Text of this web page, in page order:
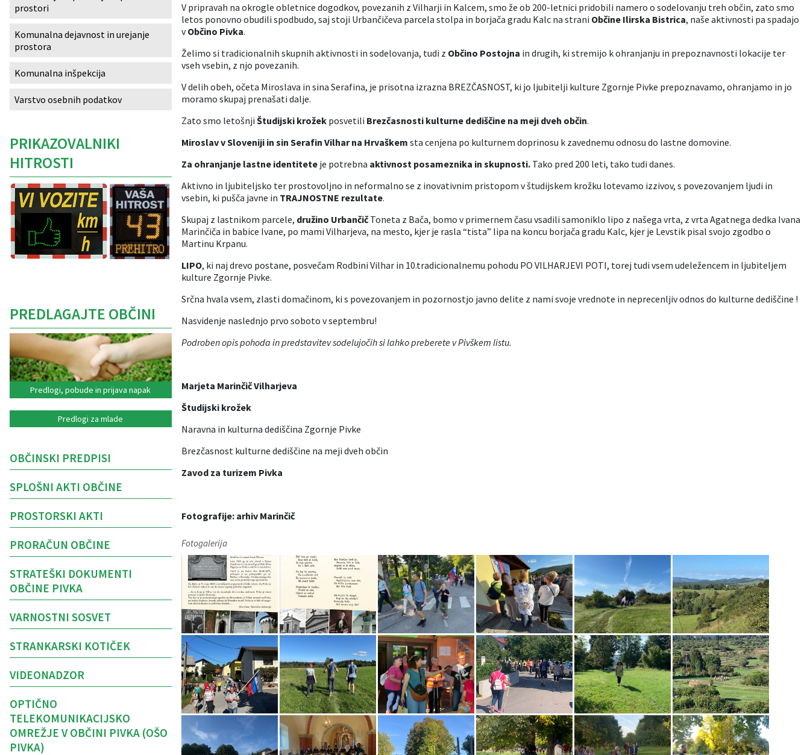
V pripravah na okrogle obletnice dogodkov, povezanih z Vilharji in Kalcem, smo že ob 200-letnici pridobili namero o sodelovanju treh občin, zato smo
letos ponovno obudili spodbudo, saj stoji Urbančičeva parcela stolpa in borjača gradu Kalc na strani Občine Ilirska Bistrica, naše aktivnosti pa spadajo
vObčino Pivka.
Želimo si tradicionalnih skupnih aktivnosti in sodelovanja, tudi z Občino Postojna in drugih, ki stremijo k ohranjanju in prepoznavnosti lokacije ter
vseh vsebin, z njo povezanih.
V delih obeh, očeta Miroslava in sina Serafina, je prisotna izrazna BREZČASNOST, ki jo ljubitelji kulture Zgornje Pivke prepoznavamo, ohranjamo in jo
moramo skupaj prenašati dalje.
Zato smo letošnji Študijski krožekposvetili Brezčasnosti kulturne dediščine na meji dveh občin.
Miroslav v Sloveniji in sin Serafin Vilhar na Hrvaškem sta cenjena po kulturnem doprinosu k zavednemu odnosu do lastne domovine.
Za ohranjanje lastne identiteteje potrebna aktivnost posameznika in skupnosti. Tako pred 200 leti, tako tudi danes.
Aktivno in ljubiteljsko ter prostovoljno in neformalno se z inovativnim pristopom v študijskem krožku lotevamo izzivov, s povezovanjem ljudi in
vsebin, ki pušča javne in TRAJNOSTNE rezultate.
Skupaj z lastnikom parcele, družino UrbančičToneta z Bača, bomo v primernem času vsadili samoniklo lipo z našega vrta, z vrta Agatnega dedka Ivana
Marinčiča in babice Ivane, po mami Vilharjeva, na mesto, kjer je rasla “tista” lipa na koncu borjača gradu Kalc, kjer je Levstik pisal svojo zgodbo o
Martinu Krpanu.
LIPO, ki naj drevo postane, posvečam Rodbini Vilhar in 10.tradicionalnemu pohodu PO VILHARJEVI POTI, torej tudi vsem udeležencem in ljubiteljem
kulture Zgornje Pivke.
Srčna hvala vsem, zlasti domačinom, ki s povezovanjem in pozornostjo javno delite z nami svoje vrednote in neprecenljiv odnos do kulturne dediščine !
Nasvidenje naslednjo prvo soboto v septembru!
Podroben opis pohoda in predstavitev sodelujočih si lahko preberete v Pivškem listu.
Marjeta Marinčič Vilharjeva
Študijski krožek
Naravna in kulturna dediščina Zgornje Pivke
Brezčasnost kulturne dediščine na meji dveh občin
Zavod za turizem Pivka
Fotografije: arhiv Marinčič
Fotogalerija
prostori
Komunalna dejavnost in urejanje
prostora
Komunalna inšpekcija
Varstvo osebnih podatkov
PRIKAZOVALNIKI
HITROSTI
PREDLAGAJTE OBČINI
Predlogi, pobude in prijava napak
Predlogi za mlade
OBČINSKI PREDPISI
SPLOŠNI AKTI OBČINE
PROSTORSKI AKTI
PRORAČUN OBČINE
STRATEŠKI DOKUMENTI
OBČINE PIVKA
VARNOSTNI SOSVET
STRANKARSKI KOTIČEK
VIDEONADZOR
OPTIČNO
TELEKOMUNIKACIJSKO
OMREŽJE V OBČINI PIVKA (OŠO
PIVKA)
Izobraževanje
Kultura, šport in turizem
Sociala in zdravstvo
Skupna občinska uprava